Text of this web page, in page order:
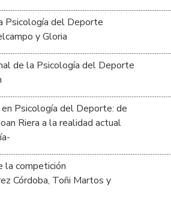
Psicología del Deporte
y Gloria
de la Psicología del Deporte
Psicología del Deporte: de
Riera a la realidad actual
la competición
Córdoba, Toñi Martos y